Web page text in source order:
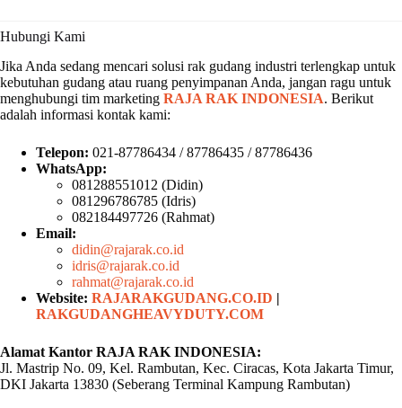
Hubungi Kami
Jika Anda sedang mencari solusi rak gudang industri terlengkap untuk
kebutuhan gudang atau ruang penyimpanan Anda, jangan ragu untuk
menghubungi tim marketing RAJA RAK INDONESIA. Berikut
adalah informasi kontak kami:
Telepon: 021-87786434 / 87786435 / 87786436
WhatsApp:
081288551012 (Didin)
081296786785 (Idris)
082184497726 (Rahmat)
Email:
didin@rajarak.co.id
idris@rajarak.co.id
rahmat@rajarak.co.id
Website: RAJARAKGUDANG.CO.ID |
RAKGUDANGHEAVYDUTY.COM
Alamat Kantor RAJA RAK INDONESIA:
Jl. Mastrip No. 09, Kel. Rambutan, Kec. Ciracas, Kota Jakarta Timur,
DKI Jakarta 13830 (Seberang Terminal Kampung Rambutan)